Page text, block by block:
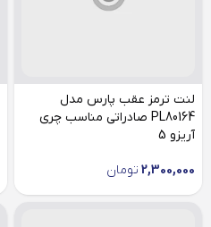
لنت ترمز عقب پارس مدل
PL80164 صادراتی مناسب چری
آریزو 5
2,300,000 تومان